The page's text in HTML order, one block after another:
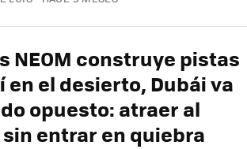
NEOM construye pistas
en el desierto, Dubái va
opuesto: atraer al
entrar en quiebra